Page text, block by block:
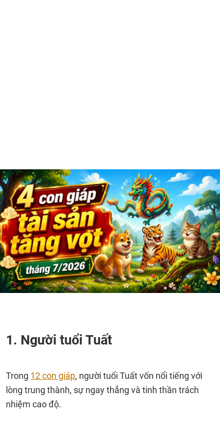
1. Người tuổi Tuất
Trong 12 con giáp, người tuổi Tuất vốn nổi tiếng với
lòng trung thành, sự ngay thẳng và tinh thần trách
nhiệm cao độ.